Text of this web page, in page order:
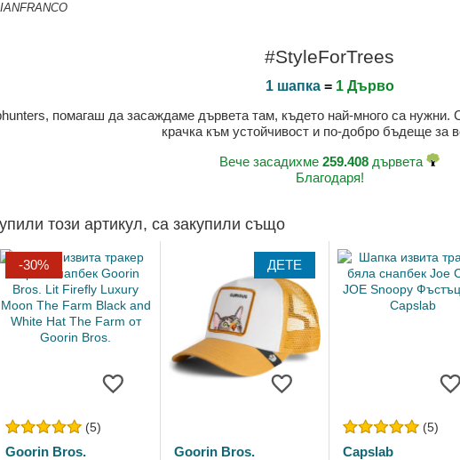
#StyleForTrees
1 шапка= 1 Дърво
помагаш да засаждаме дървета там, където най-много са
крачка към устойчивост и по-добро бъдеще за
Вече засадихме 259.408 дървета
Благодаря!
този артикул, са закупили също
-30%
(5)
Goorin Bros.
ДЕТЕ
Goorin Bros.
(5)
Capslab